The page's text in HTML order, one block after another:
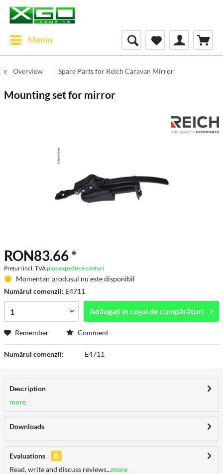
Meniu
Overview Spare Parts for Reich Caravan Mirror
Mounting set for mirror
RON83.66 *
Prețuri incl. TVAplus expediere costuri
Momentan produsul nu este disponibil
Numărul comenzii: E4711
Adăugați incoșul de cumpărături
Remember Comment
Numărul comenzii: E4711
Description
more
Downloads
Evaluations
0
Read, write and discuss reviews...more